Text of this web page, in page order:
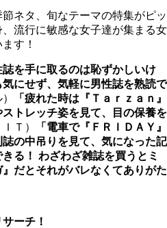
ネタ、旬なテーマの特集がピッ
流行に敏感な女子達が集まる女
す！
誌を手に取るのは恥ずかしいけ
にせず、気軽に男性誌を熟読で
「疲れた時は『Ｔａｒｚａｎ』
トレッチ姿を見て、目の保養を
Ｔ）
「電車で『ＦＲＩＤＡＹ』
誌の中吊りを見て、気になった記
る！ わざわざ雑誌を買うとミ
だとそれがバレなくてありがた
ーチ！